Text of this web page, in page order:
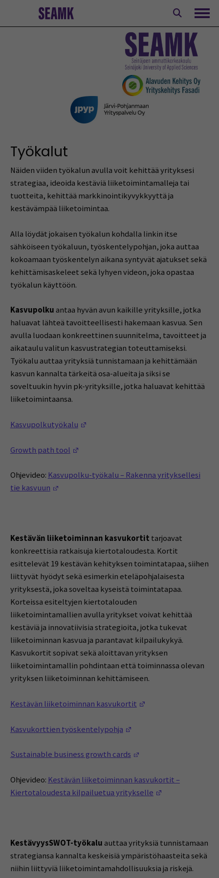
Työkalut
Näiden viiden työkalun avulla voit kehittää yrityksesi
strategiaa, ideoida kestäviä liiketoimintamalleja tai
tuotteita, kehittää markkinointikyvykkyyttä ja
kestävämpää liiketoimintaa.
Alla löydät jokaisen työkalun kohdalla linkin itse
sähköiseen työkaluun, työskentelypohjan, joka auttaa
kokoamaan työskentelyn aikana syntyvät ajatukset sekä
kehittämisaskeleet sekä lyhyen videon, joka opastaa
työkalun käyttöön.
Kasvupolkuantaa hyvän avun kaikille yrityksille, jotka
haluavat lähteä tavoitteellisesti hakemaan kasvua. Sen
avulla luodaan konkreettinen suunnitelma, tavoitteet ja
aikataulu valitun kasvustrategian toteuttamiseksi.
Työkalu auttaa yrityksiä tunnistamaan ja kehittämään
kasvun kannalta tärkeitä osa-alueita ja siksi se
soveltuukin hyvin pk-yrityksille, jotka haluavat kehittää
liiketoimintaansa.
Kasvupolkutyökalu
Growth path tool
Ohjevideo: Kasvupolku-työkalu – Rakenna yrityksellesi
tie kasvuun
Kestävän liiketoiminnan kasvukortit tarjoavat
konkreettisia ratkaisuja kiertotaloudesta. Kortit
esittelevät 19 kestävän kehityksen toimintatapaa, siihen
liittyvät hyödyt sekä esimerkin eteläpohjalaisesta
yrityksestä, joka soveltaa kyseistä toimintatapaa.
Korteissa esiteltyjen kiertotalouden
liiketoimintamallien avulla yritykset voivat kehittää
kestäviä ja innovatiivisia strategioita, jotka tukevat
liiketoiminnan kasvua ja parantavat kilpailukykyä.
Kasvukortit sopivat sekä aloittavan yrityksen
liiketoimintamallin pohdintaan että toiminnassa olevan
yrityksen liiketoiminnan kehittämiseen.
Kestävän liiketoiminnan kasvukortit
Kasvukorttien työskentelypohja
Sustainable business growth cards
Ohjevideo: Kestävän liiketoiminnan kasvukortit –
Kiertotaloudesta kilpailuetua yritykselle
KestävyysSWOT-työkaluauttaa yrityksiä tunnistamaan
strategiansa kannalta keskeisiä ympäristöhaasteita sekä
niihin liittyviä liiketoimintamahdollisuuksia ja riskejä.